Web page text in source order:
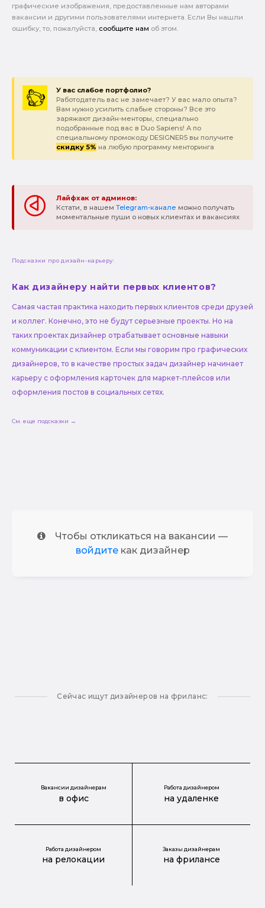
графические изображения, предоставленные нам авторами
вакансии и другими пользователями интернета. Если Вы нашли
ошибку, то, пожалуйста, сообщите нам об этом.
У вас слабое портфолио?
Работодатель вас не замечает? У вас мало опыта?
Вам нужно усилить слабые стороны? Все это
заряжают дизайн-менторы, специально
подобранные под вас в Duo Sapiens! А по
специальному промокоду DESIGNER5 вы получите
скидку 5% на любую программу менторинга
Лайфхак от админов:
Кстати, в нашем Telegram-канале можно получать
моментальные пуши о новых клиентах и вакансиях
Подсказки про дизайн-карьеру:
Как дизайнеру найти первых клиентов?
Самая частая практика находить первых клиентов среди друзей
и коллег. Конечно, это не будут серьезные проекты. Но на
таких проектах дизайнер отрабатывает основные навыки
коммуникации с клиентом. Если мы говорим про графических
дизайнеров, то в качестве простых задач дизайнер начинает
карьеру с оформления карточек для маркет-плейсов или
оформления постов в социальных сетях.
См. еще подсказки →
Чтобы откликаться на вакансии —
войдитекак дизайнер
Сейчас ищут дизайнеров на фриланс:
Вакансии дизайнерам
в офис
Работа дизайнером
на удаленке
Работа дизайнером
на релокации
Заказы дизайнерам
на фрилансе